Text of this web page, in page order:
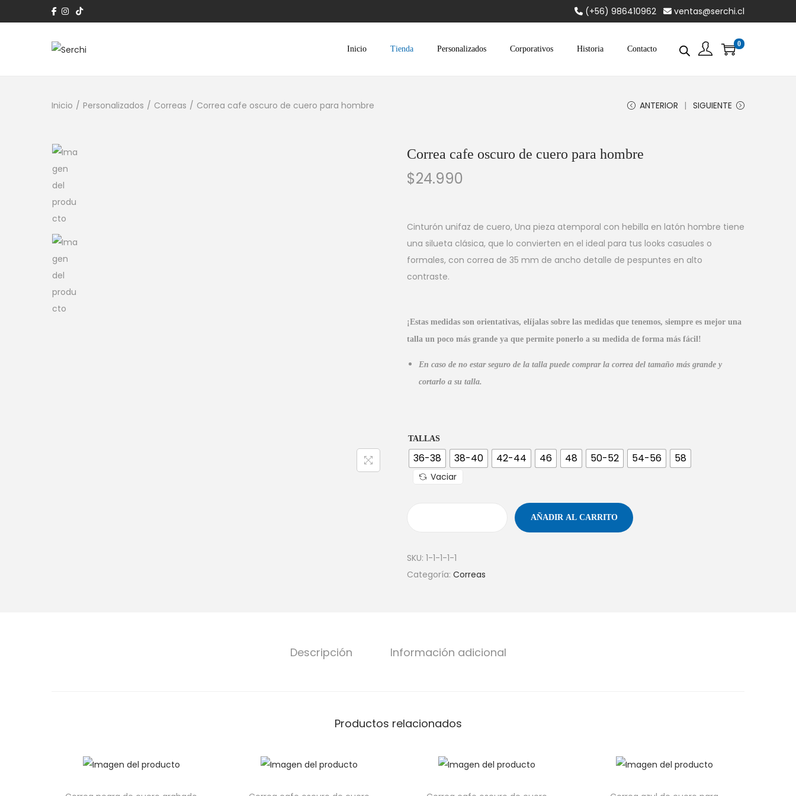
(+56) 986410962 ventas@serchi.cl
Inicio Tienda Personalizados Corporativos Historia Contacto
0
Inicio / Personalizados / Correas / Correa cafe oscuro de cuero para hombre ANTERIOR SIGUIENTE
Correa cafe oscuro de cuero para hombre
$24.990
Cinturón unifaz de cuero, Una pieza atemporal con hebilla en latón hombre tiene
una silueta clásica, que lo convierten en el ideal para tus looks casuales o
formales, con correa de 35 mm de ancho detalle de pespuntes en alto
contraste.
¡Estas medidas son orientativas, elíjalas sobre las medidas que tenemos, siempre es mejor una
talla un poco más grande ya que permite ponerlo a su medida de forma más fácil!
En caso de no estar seguro de la talla puede comprar la correa del tamaño más grande y
cortarlo a su talla.
TALLAS
36-38 38-40 42-44 46 48 50-52 54-56 58
Vaciar
AÑADIR AL CARRITO
SKU: 1-1-1-1-1
Categoría: Correas
Descripción Información adicional
Productos relacionados